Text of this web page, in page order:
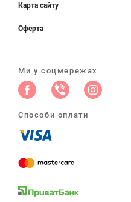
Карта сайту
Оферта
Ми у соцмережах
Способи оплати